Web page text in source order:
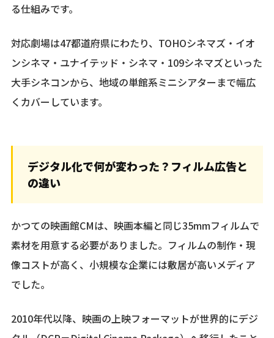
る仕組みです。
対応劇場は47都道府県にわたり、TOHOシネマズ・イオ
ンシネマ・ユナイテッド・シネマ・109シネマズといった
大手シネコンから、地域の単館系ミニシアターまで幅広
くカバーしています。
デジタル化で何が変わった？フィルム広告と
の違い
かつての映画館CMは、映画本編と同じ35mmフィルムで
素材を用意する必要がありました。フィルムの制作・現
像コストが高く、小規模な企業には敷居が高いメディア
でした。
2010年代以降、映画の上映フォーマットが世界的にデジ